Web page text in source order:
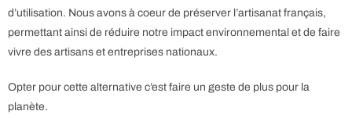
d’utilisation. Nous avons à coeur de préserver l’artisanat français,
permettant ainsi de réduire notre impact environnemental et de faire
vivre des artisans et entreprises nationaux.
Opter pour cette alternative c’est faire un geste de plus pour la
planète.